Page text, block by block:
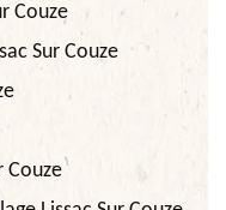
Couze
Sur Couze
Couze